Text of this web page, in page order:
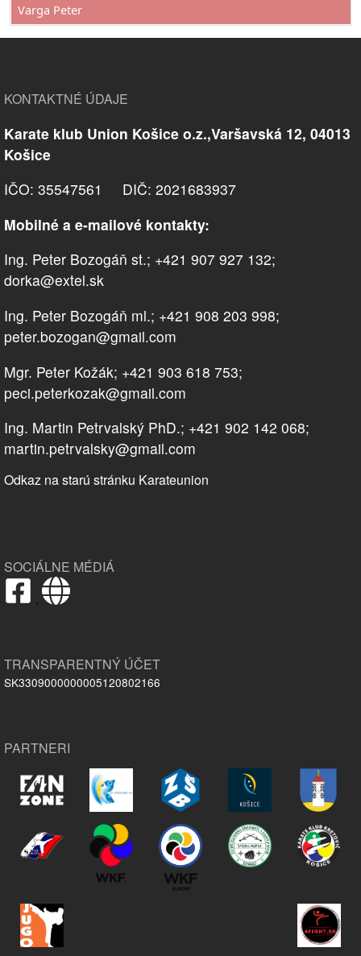
Varga Peter
KONTAKTNÉ ÚDAJE
Karate klub Union Košice o.z.,Varšavská 12, 04013
Košice
IČO: 35547561 DIČ: 2021683937
Mobilné a e-mailové kontakty:
Ing. Peter Bozogáň st.; +421 907 927 132;
dorka@extel.sk
Ing. Peter Bozogáň ml.; +421 908 203 998;
peter.bozogan@gmail.com
Mgr. Peter Kožák; +421 903 618 753;
peci.peterkozak@gmail.com
Ing. Martin Petrvalský PhD.; +421 902 142 068;
martin.petrvalsky@gmail.com
Odkaz na starú stránku Karateunion
SOCIÁLNE MÉDIÁ
,
TRANSPARENTNÝ ÚČET
SK3309000000005120802166
PARTNERI